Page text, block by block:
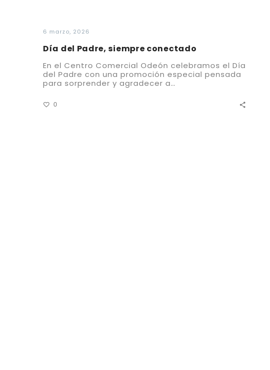
6 marzo, 2026
Día del Padre, siempre conectado
En el Centro Comercial Odeón celebramos el Día
del Padre con una promoción especial pensada
para sorprender y agradecer a…
0